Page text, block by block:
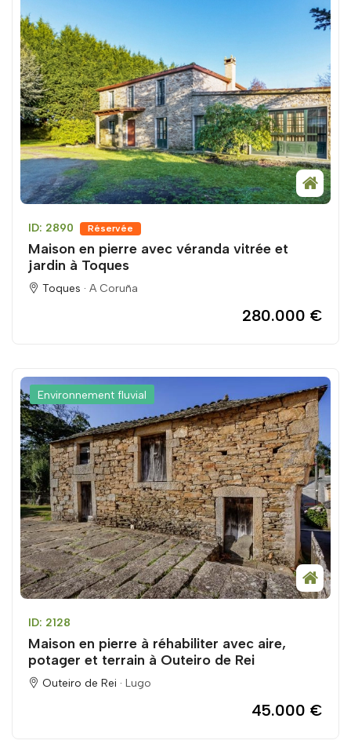
ID: 2890 Réservée
Maison en pierre avec véranda vitrée et
jardin à Toques
Toques · A Coruña
280.000 €
Environnement fluvial
ID: 2128
Maison en pierre à réhabiliter avec aire,
potager et terrain à Outeiro de Rei
Outeiro de Rei · Lugo
45.000 €